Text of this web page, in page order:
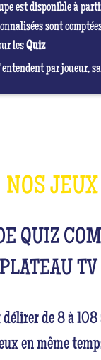
est disponible à
sont
lesQuiz
par joueur,
NOS JEUX
QUIZ
PLATEAU TV
de 8 à
en même